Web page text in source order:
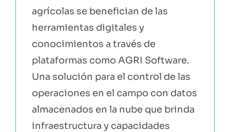
agrícolas se benefician de las
herramientas digitales y
conocimientos a través de
plataformas como AGRI Software.
Una solución para el control de las
operaciones en el campo con datos
almacenados en la nube que brinda
infraestructura y capacidades